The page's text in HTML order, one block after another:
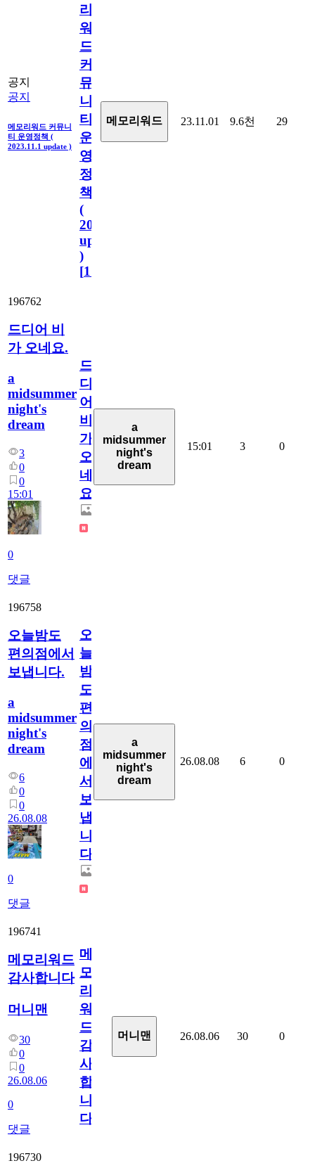
공지
공지
메모리워드 커뮤니
티 운영정책 (
2023.11.1 update )
리
워
드
커
뮤
니
티
운
영
정
책
(
2023.11.1
update
)
[110
메모리워드 23.11.01 9.6천 29
196762
드디어 비
가 오네요.
a
midsummer
night's
dream
3
0
0
15:01
0
댓글
드
디
어
비
가
오
네
요.
a
midsummer
night's
dream
15:01 3 0
196758
오늘밤도
편의점에서
보냅니다.
a
midsummer
night's
dream
6
0
0
26.08.08
0
댓글
오
늘
밤
도
편
의
점
에
서
보
냅
니
다.
a
midsummer
night's
dream
26.08.08 6 0
196741
메모리워드
감사합니다
머니맨
30
0
0
26.08.06
0
댓글
메
모
리
워
드
감
사
합
니
다
머니맨 26.08.06 30 0
196730